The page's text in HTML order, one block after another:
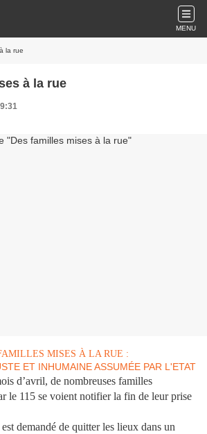
MENU
la rue
à la rue
MISES À LA RUE :
ET INHUMAINEASSUMÉE PAR L'ETAT
d’avril, de nombreuses familles
le 115 se voient notifier la fin de leur prise
demandé de quitter les lieux dans un